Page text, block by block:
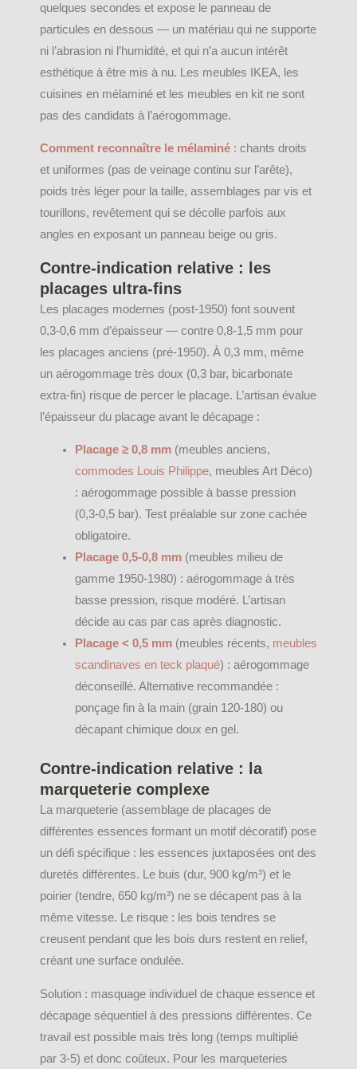
quelques secondes et expose le panneau de
particules en dessous — un matériau qui ne supporte
ni l’abrasion ni l’humidité, et qui n’a aucun intérêt
esthétique à être mis à nu. Les meubles IKEA, les
cuisines en mélaminé et les meubles en kit ne sont
pas des candidats à l’aérogommage.
Comment reconnaître le mélaminé : chants droits
et uniformes (pas de veinage continu sur l’arête),
poids très léger pour la taille, assemblages par vis et
tourillons, revêtement qui se décolle parfois aux
angles en exposant un panneau beige ou gris.
Contre-indication relative : les
placages ultra-fins
Les placages modernes (post-1950) font souvent
0,3-0,6 mm d’épaisseur — contre 0,8-1,5 mm pour
les placages anciens (pré-1950). À 0,3 mm, même
un aérogommage très doux (0,3 bar, bicarbonate
extra-fin) risque de percer le placage. L’artisan évalue
l’épaisseur du placage avant le décapage :
Placage ≥ 0,8 mm(meubles anciens,
commodes Louis Philippe, meubles Art Déco)
: aérogommage possible à basse pression
(0,3-0,5 bar). Test préalable sur zone cachée
obligatoire.
Placage 0,5-0,8 mm(meubles milieu de
gamme 1950-1980) : aérogommage à très
basse pression, risque modéré. L’artisan
décide au cas par cas après diagnostic.
Placage < 0,5 mm(meubles récents, meubles
scandinaves en teck plaqué) : aérogommage
déconseillé. Alternative recommandée :
ponçage fin à la main (grain 120-180) ou
décapant chimique doux en gel.
Contre-indication relative : la
marqueterie complexe
La marqueterie (assemblage de placages de
différentes essences formant un motif décoratif) pose
un défi spécifique : les essences juxtaposées ont des
duretés différentes. Le buis (dur, 900 kg/m³) et le
poirier (tendre, 650 kg/m³) ne se décapent pas à la
même vitesse. Le risque : les bois tendres se
creusent pendant que les bois durs restent en relief,
créant une surface ondulée.
Solution : masquage individuel de chaque essence et
décapage séquentiel à des pressions différentes. Ce
travail est possible mais très long (temps multiplié
par 3-5) et donc coûteux. Pour les marqueteries